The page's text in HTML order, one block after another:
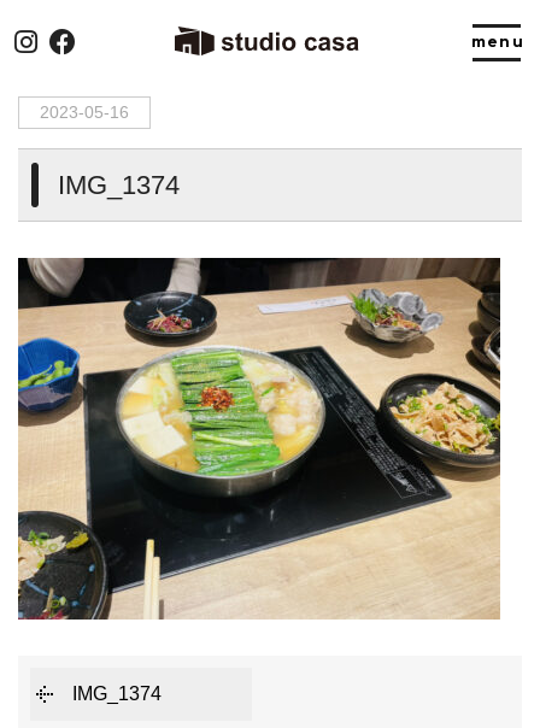
HOME IMG_1374
2023-05-16
IMG_1374
IMG_1374